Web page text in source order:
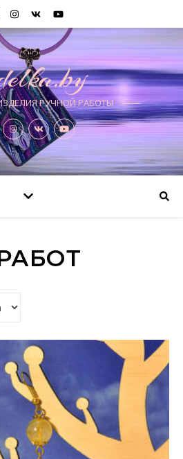
РУЧНОЙ РАБОТЫ